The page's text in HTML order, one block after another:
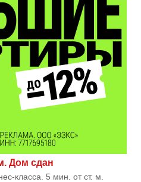
Дом сдан
класса. 5 мин. от ст. м.